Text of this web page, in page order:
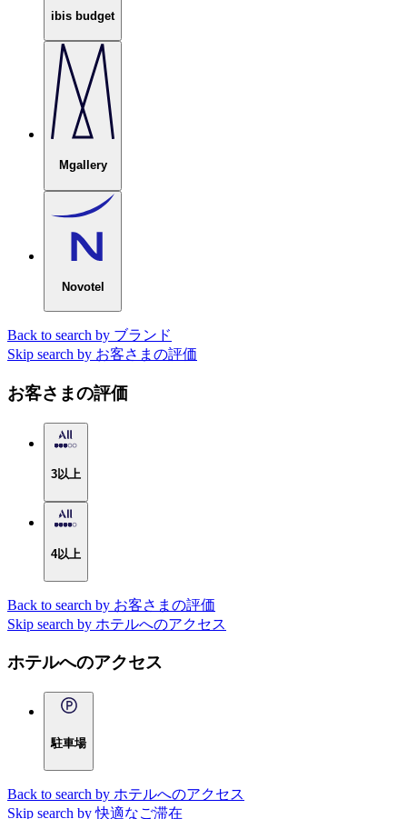
ibis budget
Mgallery
Novotel
Back to search by ブランド
Skip search by お客さまの評価
お客さまの評価
3以上
4以上
Back to search by お客さまの評価
Skip search by ホテルへのアクセス
ホテルへのアクセス
駐車場
Back to search by ホテルへのアクセス
Skip search by 快適なご滞在